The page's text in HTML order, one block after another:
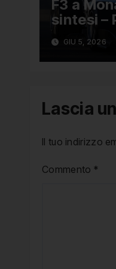
F3 a
sintesi –
Nael,
GIU 5, 2026
Lascia
Il tuo indirizzo
Commento *